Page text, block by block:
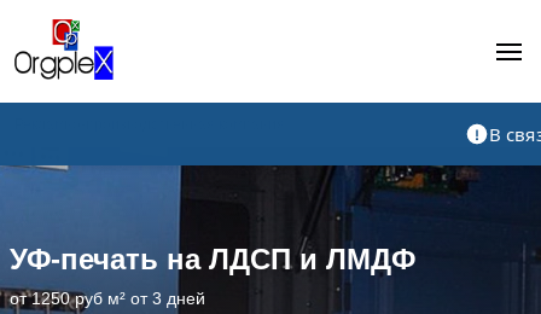
В
УФ-печать на ЛДСП и ЛМДФ
от 1250 руб м² от 3 дней